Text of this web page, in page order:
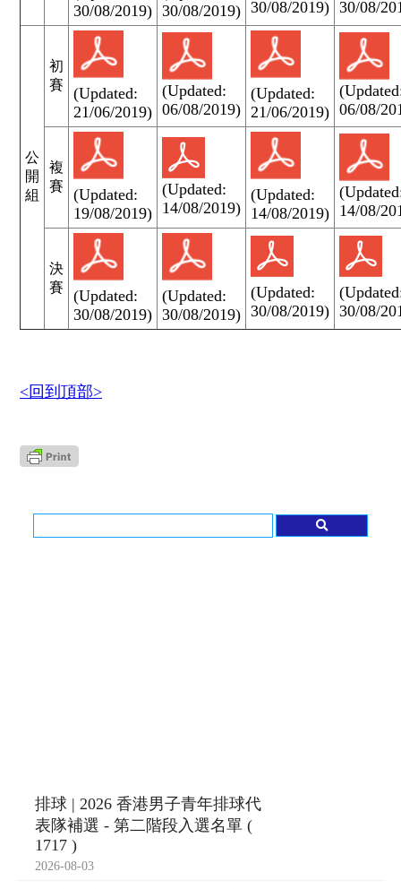
30/08/2019) 30/08/2019) 30/08/2019) 30/08/
公
開
組
初
賽
(Updated:
21/06/2019)
(Updated:
06/08/2019)
(Updated:
21/06/2019) 06/08/
複
賽
(Updated:
19/08/2019)
(Updated:
14/08/2019)
(Updated:
14/08/2019) 14/08/
決
賽
(Updated:
30/08/2019)
(Updated:
30/08/2019)
(Updated:
30/08/2019) 30/08/
<回到頂部>
排球 | 2026 香港男子青年排球代
表隊補選 - 第二階段入選名單 (
1717 )
2026-08-03